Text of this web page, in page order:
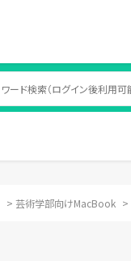
> 芸術学部向けMacBook >